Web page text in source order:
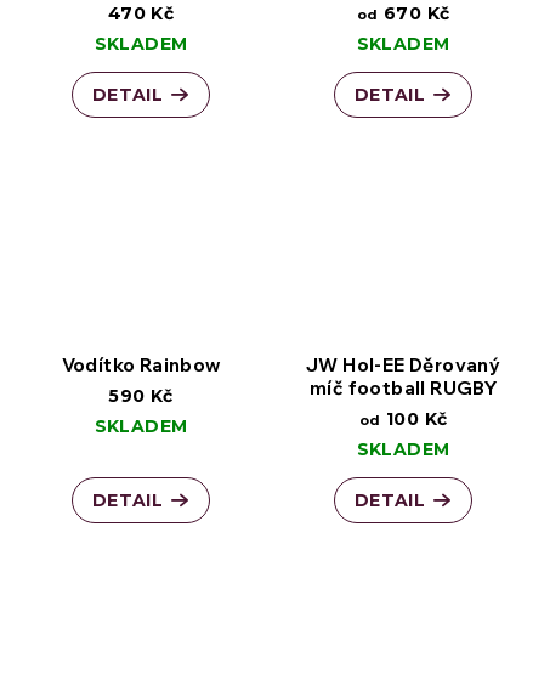
470 Kč
SKLADEM
DETAIL
od 670 Kč
SKLADEM
DETAIL
Vodítko Rainbow
590 Kč
SKLADEM
DETAIL
JW Hol-EE Děrovaný
míč football RUGBY
od 100 Kč
SKLADEM
DETAIL